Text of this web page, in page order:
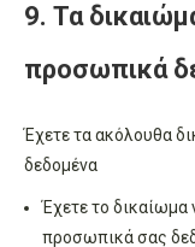
9. Τα
προσωπικά
Έχετε τα ακόλουθα
δεδομένα
Έχετε το δικαίωμα
προσωπικά σας